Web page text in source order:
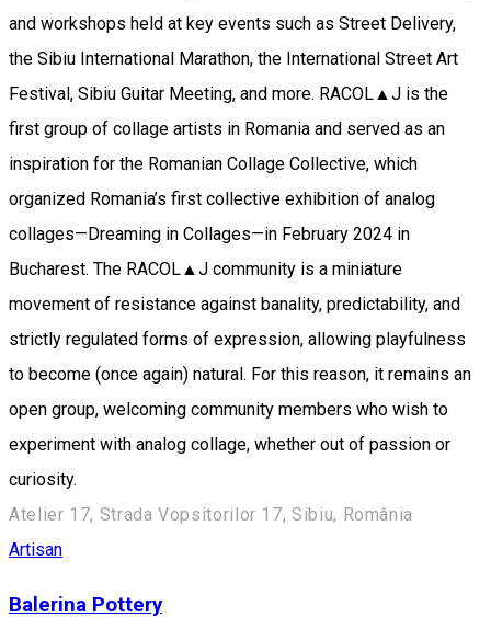
and workshops held at key events such as Street Delivery,
the Sibiu International Marathon, the International Street Art
Festival, Sibiu Guitar Meeting, and more. RACOL▲J is the
first group of collage artists in Romania and served as an
inspiration for the Romanian Collage Collective, which
organized Romania’s first collective exhibition of analog
collages—Dreaming in Collages—in February 2024 in
Bucharest. The RACOL▲J community is a miniature
movement of resistance against banality, predictability, and
strictly regulated forms of expression, allowing playfulness
to become (once again) natural. For this reason, it remains an
open group, welcoming community members who wish to
experiment with analog collage, whether out of passion or
curiosity.
Atelier 17, Strada Vopsitorilor 17, Sibiu, România
Artisan
Balerina Pottery